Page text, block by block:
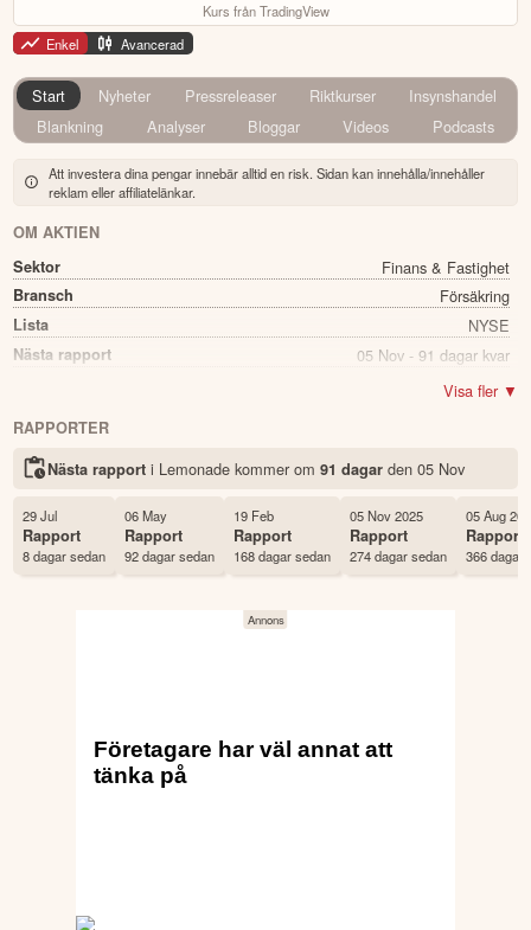
Kurs från TradingView
Enkel
Avancerad
Start Nyheter Pressreleaser Riktkurser
Insynshandel
Blankning
Analyser Bloggar Videos Podcasts
Att investera dina pengar innebär alltid en risk. Sidan kan innehålla/innehåller
reklam eller affiliatelänkar.
OM AKTIEN
Sektor
Finans & Fastighet
Bransch Försäkring
Lista NYSE
Nästa rapport 05 Nov - 91 dagar kvar
Lemonade
Land
Antal ägare Avanza 987 st
Antal ägare Nordnet 2,508 st
Visa fler ▼
RAPPORTER
Nästa rapport i Lemonade kommer om 91 dagarden 05 Nov
29 Jul
Rapport
8 dagar sedan
06 May
Rapport
92 dagar sedan
19 Feb
Rapport
168 dagar sedan
05 Nov 2025
Rapport
274 dagar sedan
05 Aug
Rapport
366 dagar